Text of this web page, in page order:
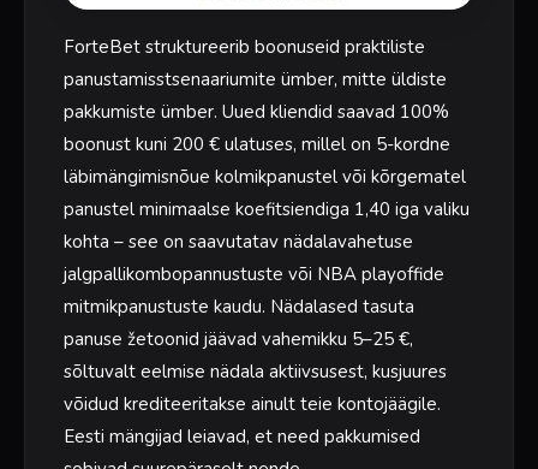
ForteBet struktureerib boonuseid praktiliste
panustamisstsenaariumite ümber, mitte üldiste
pakkumiste ümber. Uued kliendid saavad 100%
boonust kuni 200 € ulatuses, millel on 5-kordne
läbimängimisnõue kolmikpanustel või kõrgematel
panustel minimaalse koefitsiendiga 1,40 iga valiku
kohta – see on saavutatav nädalavahetuse
jalgpallikombopannustuste või NBA playoffide
mitmikpanustuste kaudu. Nädalased tasuta
panuse žetoonid jäävad vahemikku 5–25 €,
sõltuvalt eelmise nädala aktiivsusest, kusjuures
võidud krediteeritakse ainult teie kontojäägile.
Eesti mängijad leiavad, et need pakkumised